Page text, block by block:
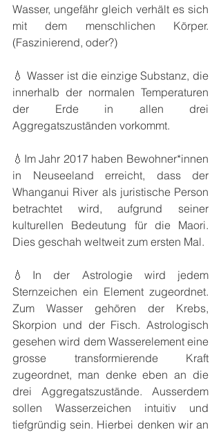
Wasser, ungefähr gleich verhält es sich
mit dem menschlichen Körper.
(Faszinierend, oder?)
💧 Wasser ist die einzige Substanz, die
innerhalb der normalen Temperaturen
der Erde in allen drei
Aggregatszuständen vorkommt.
💧Im Jahr 2017 haben Bewohner*innen
in Neuseeland erreicht, dass der
Whanganui River als juristische Person
betrachtet wird, aufgrund seiner
kulturellen Bedeutung für die Maori.
Dies geschah weltweit zum ersten Mal.
💧In der Astrologie wird jedem
Sternzeichen ein Element zugeordnet.
Zum Wasser gehören der Krebs,
Skorpion und der Fisch. Astrologisch
gesehen wird dem Wasserelement eine
grosse transformierende Kraft
zugeordnet, man denke eben an die
drei Aggregatszustände. Ausserdem
sollen Wasserzeichen intuitiv und
tiefgründig sein. Hierbei denken wir an